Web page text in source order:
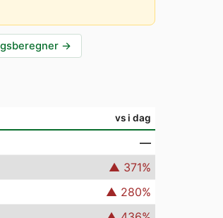
→
vs i dag
—
▲ 371%
▲ 280%